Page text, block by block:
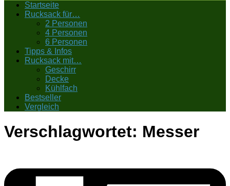
Startseite
Rucksack für…
2 Personen
4 Personen
6 Personen
Tipps & Infos
Rucksack mit…
Geschirr
Decke
Kühlfach
Bestseller
Vergleich
Verschlagwortet: Messer